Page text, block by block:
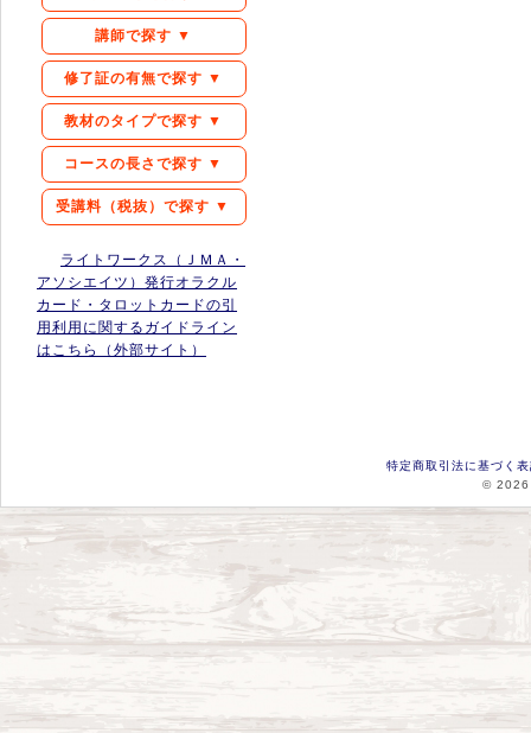
講師で探す ▼
修了証の有無で探す ▼
教材のタイプで探す ▼
コースの長さで探す ▼
受講料（税抜）で探す ▼
ライトワークス（ＪＭＡ・
アソシエイツ）発行オラクル
カード・タロットカードの引
用利用に関するガイドライン
はこちら（外部サイト）
特定商取引法に基づく
© 2026